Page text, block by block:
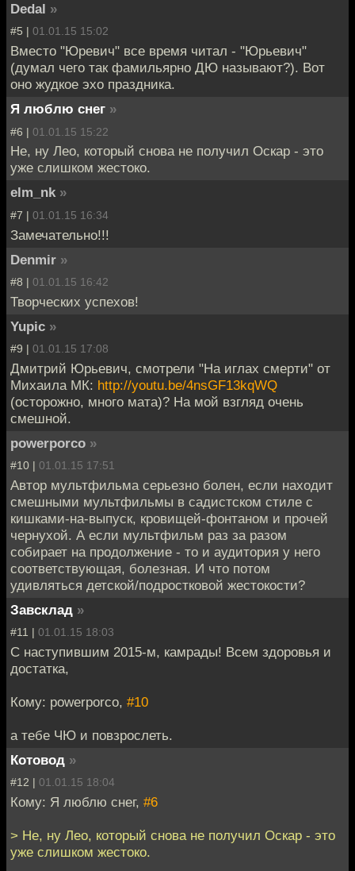
Dedal »
#5 | 01.01.15 15:02
Вместо "Юревич" все время читал - "Юрьевич"
(думал чего так фамильярно ДЮ называют?). Вот
оно жудкое эхо праздника.
Я люблю снег »
#6 | 01.01.15 15:22
Не, ну Лео, который снова не получил Оскар - это
уже слишком жестоко.
elm_nk »
#7 | 01.01.15 16:34
Замечательно!!!
Denmir »
#8 | 01.01.15 16:42
Творческих успехов!
Yupic »
#9 | 01.01.15 17:08
Дмитрий Юрьевич, смотрели "На иглах смерти" от
Михаила МК: http://youtu.be/4nsGF13kqWQ
(осторожно, много мата)? На мой взгляд очень
смешной.
powerporco »
#10 | 01.01.15 17:51
Автор мультфильма серьезно болен, если находит
смешными мультфильмы в садистском стиле с
кишками-на-выпуск, кровищей-фонтаном и прочей
чернухой. А если мультфильм раз за разом
собирает на продолжение - то и аудитория у него
соответствующая, болезная. И что потом
удивляться детской/подростковой жестокости?
Завсклад »
#11 | 01.01.15 18:03
С наступившим 2015-м, камрады! Всем здоровья и
достатка,
Кому: powerporco, #10
а тебе ЧЮ и повзрослеть.
Котовод »
#12 | 01.01.15 18:04
Кому: Я люблю снег, #6
> Не, ну Лео, который снова не получил Оскар - это
уже слишком жестоко.